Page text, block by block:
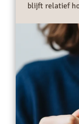
blijft relatief